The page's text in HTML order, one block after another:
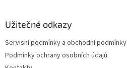
p
Užitečné odkazy
Servisní podmínky a obchodní podmínky
Podmínky ochrany osobních údajů